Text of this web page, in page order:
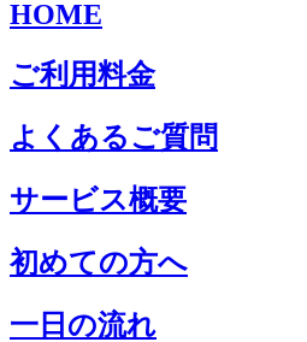
HOME
ご利用料金
よくあるご質問
サービス概要
初めての方へ
一日の流れ